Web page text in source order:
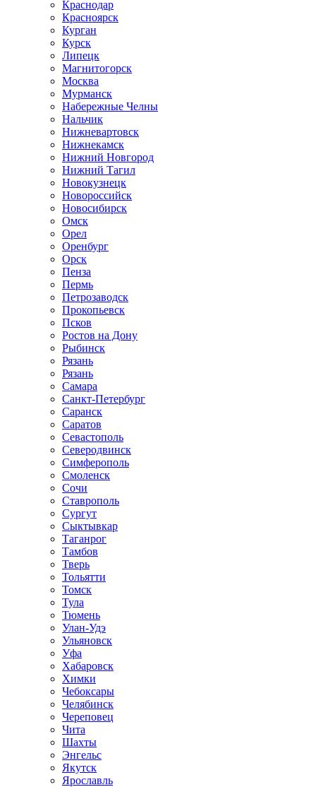
Краснодар
Красноярск
Курган
Курск
Липецк
Магнитогорск
Москва
Мурманск
Набережные Челны
Нальчик
Нижневартовск
Нижнекамск
Нижний Новгород
Нижний Тагил
Новокузнецк
Новороссийск
Новосибирск
Омск
Орел
Оренбург
Орск
Пенза
Пермь
Петрозаводск
Прокопьевск
Псков
Ростов на Дону
Рыбинск
Рязань
Рязань
Самара
Санкт-Петербург
Саранск
Саратов
Севастополь
Северодвинск
Симферополь
Смоленск
Сочи
Ставрополь
Сургут
Сыктывкар
Таганрог
Тамбов
Тверь
Тольятти
Томск
Тула
Тюмень
Улан-Удэ
Ульяновск
Уфа
Хабаровск
Химки
Чебоксары
Челябинск
Череповец
Чита
Шахты
Энгельс
Якутск
Ярославль